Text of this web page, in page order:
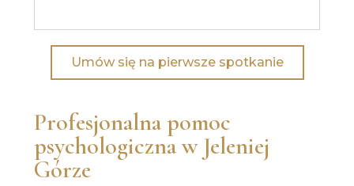
Umów się na pierwsze spotkanie
Profesjonalna pomoc
psychologiczna w Jeleniej
Górze